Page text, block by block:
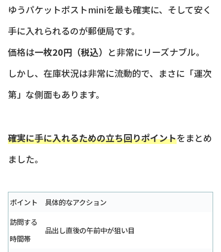
ゆうパケットポストminiを最も確実に、そして安く
手に入れられるのが郵便局です。
価格は一枚20円（税込） と非常にリーズナブル。
しかし、在庫状況は非常に流動的で、まさに「運次
第」な側面もあります。
確実に手に入れるための立ち回りポイントをまとめ
ました。
ポイント
具体的なアクション
訪問する
時間帯
品出し直後の午前中が狙い目